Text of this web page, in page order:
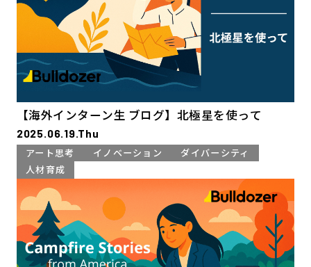
【海外インターン生 ブログ】北極星を使って
2025.06.19.Thu
アート思考 イノベーション
ダイバーシティ
人材育成